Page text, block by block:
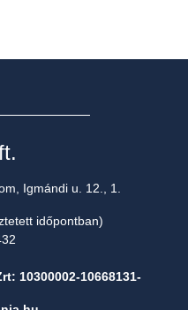
Igmándi u. 12., 1.
időpontban)
10300002-10668131-